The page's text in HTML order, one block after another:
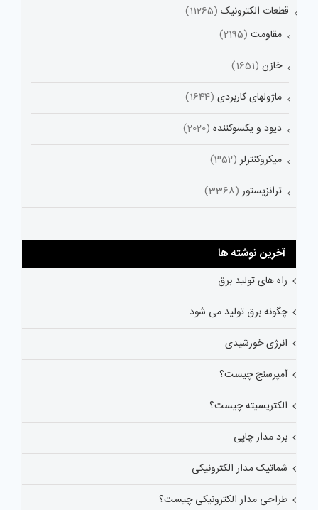
قطعات الکترونیک (11265)
مقاومت (2195)
خازن (1651)
ماژولهای کاربردی (1644)
دیود و یکسوکننده (2020)
میکروکنترلر (352)
ترانزیستور (3368)
آخرین نوشته ها
راه های تولید برق
چگونه برق تولید می شود
انرژی خورشیدی
آمپرسنج چیست؟
الکتریسیته چیست؟
برد مدار چاپی
شماتیک مدار الکترونیکی
طراحی مدار الکترونیکی چیست؟